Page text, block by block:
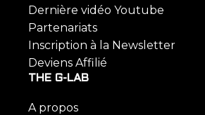
Dernière vidéo Youtube
Partenariats
Inscription à la Newsletter
Deviens Affilié
THE G-LAB
A propos